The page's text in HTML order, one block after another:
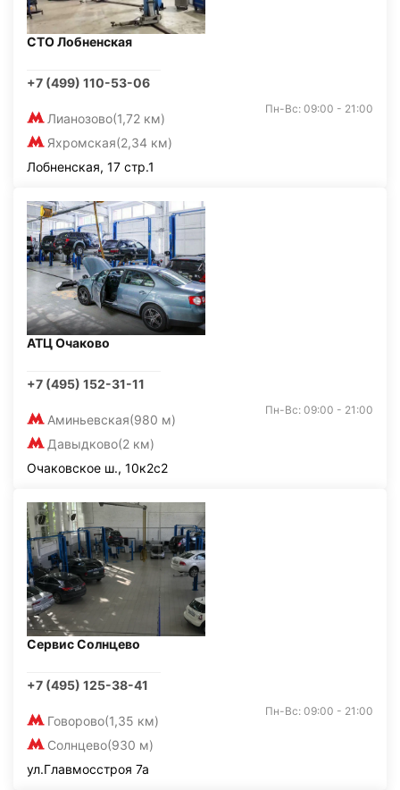
СТО Лобненская
+7 (499) 110-53-06
Лианозово(1,72 км)
Яхромская(2,34 км)
Пн-Вс: 09:00 - 21:00
Лобненская, 17 стр.1
АТЦ Очаково
+7 (495) 152-31-11
Аминьевская(980 м)
Давыдково(2 км)
Пн-Вс: 09:00 - 21:00
Очаковское ш., 10к2с2
Сервис Солнцево
+7 (495) 125-38-41
Говорово(1,35 км)
Солнцево(930 м)
Пн-Вс: 09:00 - 21:00
ул.Главмосстроя 7а